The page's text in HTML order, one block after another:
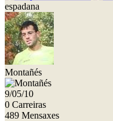
espadana
Montañés
9/05/10
0 Carreiras
489 Mensaxes